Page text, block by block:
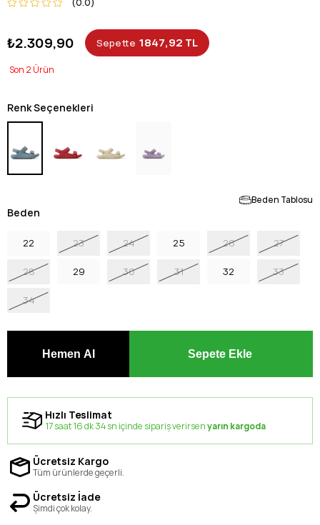
0.0
₺2.309,90 Sepette 1847,92 TL
2
Renk Seçenekleri
Beden Tablosu
Beden
22 23 24 25 26 27
28 29 30 31 32 33
34
Hızlı Teslimat
17 saat 16 dk 34 sn içinde sipariş verirsenyarın kargoda
Ücretsiz Kargo
Tüm ürünlerde geçerli.
Ücretsiz İade
Şimdi çok kolay.